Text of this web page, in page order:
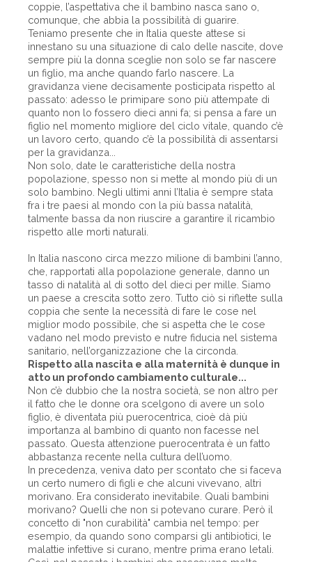
coppie, l’aspettativa che il bambino nasca sano o,
comunque, che abbia la possibilità di guarire.
Teniamo presente che in Italia queste attese si
innestano su una situazione di calo delle nascite, dove
sempre più la donna sceglie non solo se far nascere
un figlio, ma anche quando farlo nascere. La
gravidanza viene decisamente posticipata rispetto al
passato: adesso le primipare sono più attempate di
quanto non lo fossero dieci anni fa; si pensa a fare un
figlio nel momento migliore del ciclo vitale, quando c’è
un lavoro certo, quando c’è la possibilità di assentarsi
per la gravidanza...
Non solo, date le caratteristiche della nostra
popolazione, spesso non si mette al mondo più di un
solo bambino. Negli ultimi anni l’Italia è sempre stata
fra i tre paesi al mondo con la più bassa natalità,
talmente bassa da non riuscire a garantire il ricambio
rispetto alle morti naturali.
In Italia nascono circa mezzo milione di bambini l’anno,
che, rapportati alla popolazione generale, danno un
tasso di natalità al di sotto del dieci per mille. Siamo
un paese a crescita sotto zero. Tutto ciò si riflette sulla
coppia che sente la necessità di fare le cose nel
miglior modo possibile, che si aspetta che le cose
vadano nel modo previsto e nutre fiducia nel sistema
sanitario, nell’organizzazione che la circonda.
Rispetto alla nascita e alla maternità è dunque in
atto un profondo cambiamento culturale...
Non c’è dubbio che la nostra società, se non altro per
il fatto che le donne ora scelgono di avere un solo
figlio, è diventata più puerocentrica, cioè dà più
importanza al bambino di quanto non facesse nel
passato. Questa attenzione puerocentrata è un fatto
abbastanza recente nella cultura dell’uomo.
In precedenza, veniva dato per scontato che si faceva
un certo numero di figli e che alcuni vivevano, altri
morivano. Era considerato inevitabile. Quali bambini
morivano? Quelli che non si potevano curare. Però il
concetto di "non curabilità" cambia nel tempo: per
esempio, da quando sono comparsi gli antibiotici, le
malattie infettive si curano, mentre prima erano letali.